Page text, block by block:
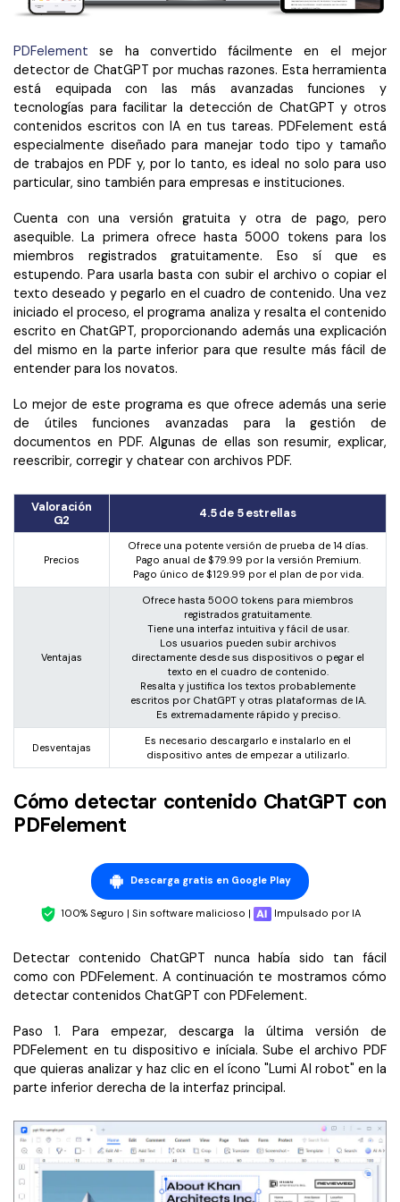
PDFelement
se ha convertido fácilmente en el mejor
detector de ChatGPT por muchas razones. Esta herramienta
está equipada con las más avanzadas funciones y
tecnologías para facilitar la detección de ChatGPT y otros
contenidos escritos con IA en tus tareas. PDFelement está
especialmente diseñado para manejar todo tipo y tamaño
de trabajos en PDF y, por lo tanto, es ideal no solo para uso
particular, sino también para empresas e instituciones.
Cuenta con una versión gratuita y otra de pago, pero
asequible. La primera ofrece hasta 5000 tokens para los
miembros registrados gratuitamente. Eso sí que es
estupendo. Para usarla basta con subir el archivo o copiar el
texto deseado y pegarlo en el cuadro de contenido. Una vez
iniciado el proceso, el programa analiza y resalta el contenido
escrito en ChatGPT, proporcionando además una explicación
del mismo en la parte inferior para que resulte más fácil de
entender para los novatos.
Lo mejor de este programa es que ofrece además una serie
de útiles funciones avanzadas para la gestión de
documentos en PDF. Algunas de ellas son resumir, explicar,
reescribir, corregir y chatear con archivos PDF.
Valoración
G2
4.5 de 5 estrellas
Precios
Ofrece una potente versión de prueba de 14 días.
Pago anual de $79.99 por la versión Premium.
Pago único de $129.99 por el plan de por vida.
Ventajas
Ofrece hasta 5000 tokens para miembros
registrados gratuitamente.
Tiene una interfaz intuitiva y fácil de usar.
Los usuarios pueden subir archivos
directamente desde sus dispositivos o pegar el
texto en el cuadro de contenido.
Resalta y justifica los textos probablemente
escritos por ChatGPT y otras plataformas de IA.
Es extremadamente rápido y preciso.
Desventajas
Es necesario descargarlo e instalarlo en el
dispositivo antes de empezar a utilizarlo.
Cómo detectar contenido ChatGPT con
PDFelement
Descarga gratis en Google Play
100% Seguro | Sin software malicioso | Impulsado por IA
Detectar contenido ChatGPT nunca había sido tan fácil
como con PDFelement. A continuación te mostramos cómo
detectar contenidos ChatGPT con PDFelement.
Paso 1. Para empezar, descarga la última versión de
PDFelement en tu dispositivo e iníciala. Sube el archivo PDF
que quieras analizar y haz clic en el ícono "Lumi AI robot" en la
parte inferior derecha de la interfaz principal.